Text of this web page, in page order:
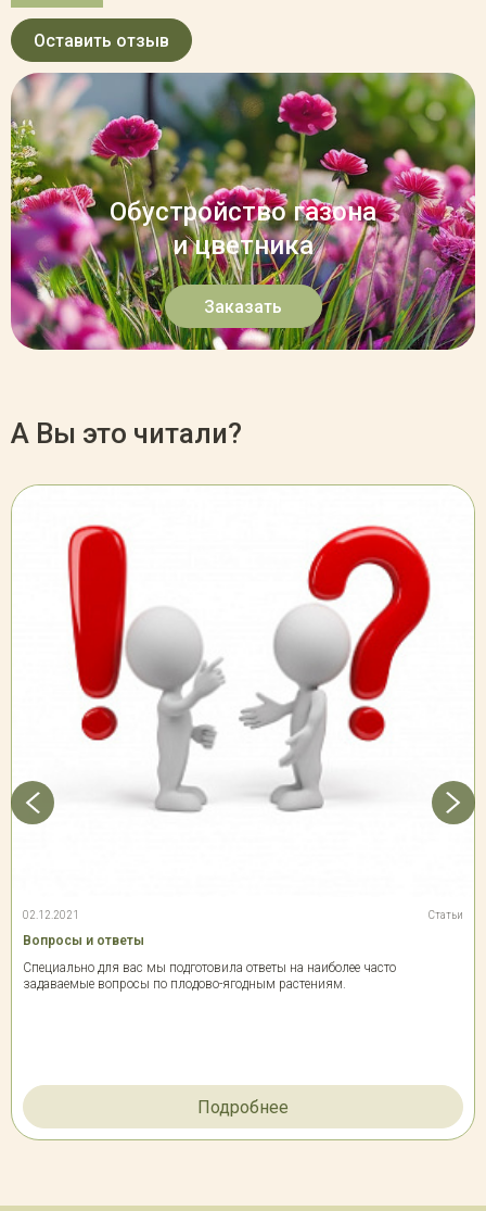
Оставить отзыв
Обустройство газона
и цветника
Заказать
А Вы это читали?
02.12.2021 Статьи
Вопросы и ответы
Специально для вас мы подготовила ответы на наиболее часто
задаваемые вопросы по плодово-ягодным растениям.
Подробнее